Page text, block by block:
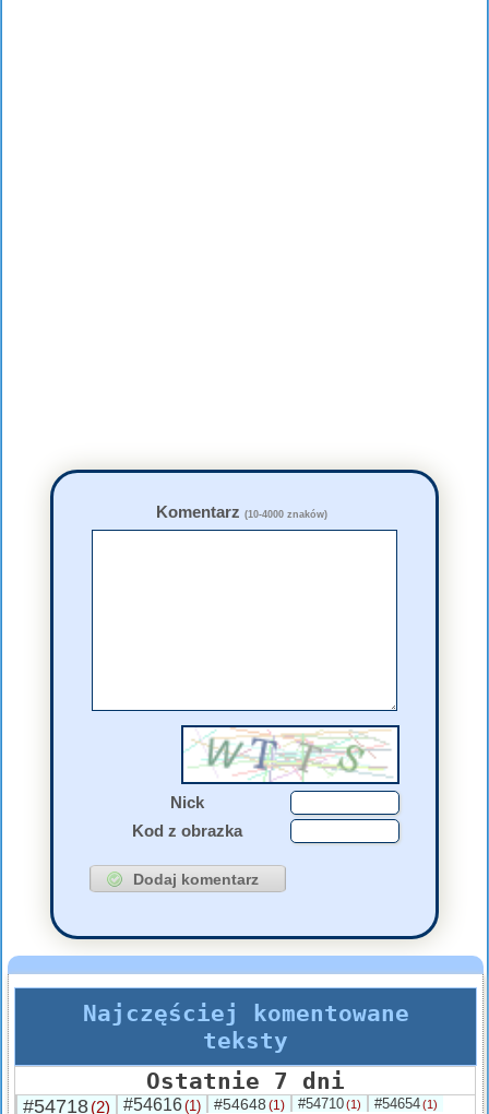
Komentarz (10-4000 znaków)
Nick
Kod z obrazka
Najczęściej komentowane
teksty
Ostatnie 7 dni
#54718(2) #54616(1) #54648 (1) #54710(1) #54654(1)